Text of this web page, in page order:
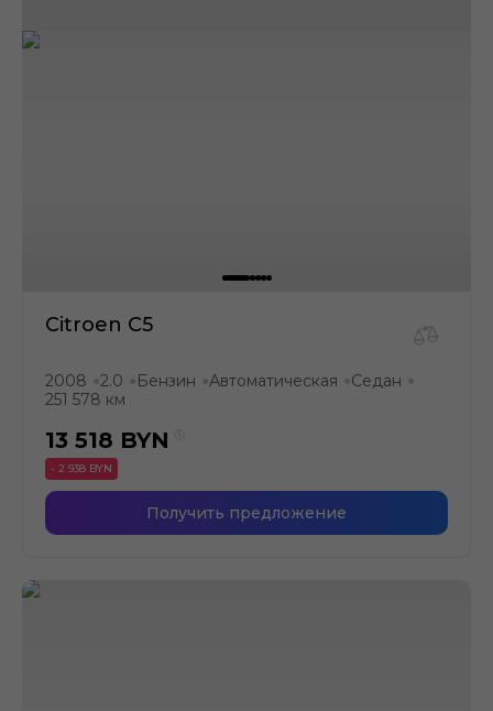
Citroen C5
2008 ●2.0 ● Бензин ●Автоматическая ●Седан ●
251 578 км
13 518 BYN
- 2 938 BYN
Получить предложение